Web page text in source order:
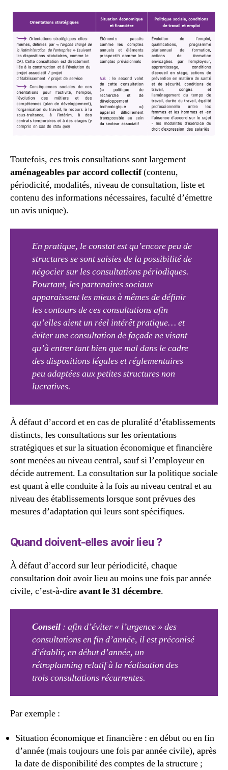
Toutefois, ces trois consultations sont largement
aménageables par accord collectif(contenu,
périodicité, modalités, niveau de consultation, liste et
contenu des informations nécessaires, faculté d’émettre
un avis unique).
En pratique, le constat est qu’encore peu de
structures se sont saisies de la possibilité de
négocier sur les consultations périodiques.
Pourtant, les partenaires sociaux
apparaissent les mieux à mêmes de définir
les contours de ces consultations afin
qu’elles aient un réel intérêt pratique… et
éviter une consultation de façade ne visant
qu’à entrer tant bien que mal dans le cadre
des dispositions légales et réglementaires
peu adaptées aux petites structures non
lucratives.
À défaut d’accord et en cas de pluralité d’établissements
distincts, les consultations sur les orientations
stratégiques et sur la situation économique et financière
sont menées au niveau central, sauf si l’employeur en
décide autrement. La consultation sur la politique sociale
est quant à elle conduite à la fois au niveau central et au
niveau des établissements lorsque sont prévues des
mesures d’adaptation qui leurs sont spécifiques.
Quand doivent-elles avoir lieu ?
À défaut d’accord sur leur périodicité, chaque
consultation doit avoir lieu au moins une fois par année
civile, c’est-à-direavant le 31 décembre.
Conseil : afin d’éviter « l’urgence » des
consultations en fin d’année, il est préconisé
d’établir, en début d’année, un
rétroplanning relatif à la réalisation des
trois consultations récurrentes.
Par exemple :
Situation économique et financière : en début ou en fin
d’année (mais toujours une fois par année civile), après
la date de disponibilité des comptes de la structure ;